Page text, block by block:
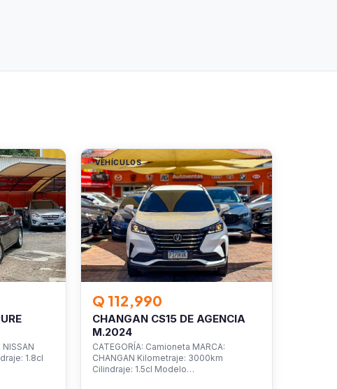
NISSAN
1.8cl
VEHÍCULOS
Q 112,990
CHANGAN CS15 DE AGENCIA
M.2024
CATEGORÍA: Camioneta MARCA:
CHANGAN Kilometraje: 3000km
Cilindraje: 1.5cl Modelo…